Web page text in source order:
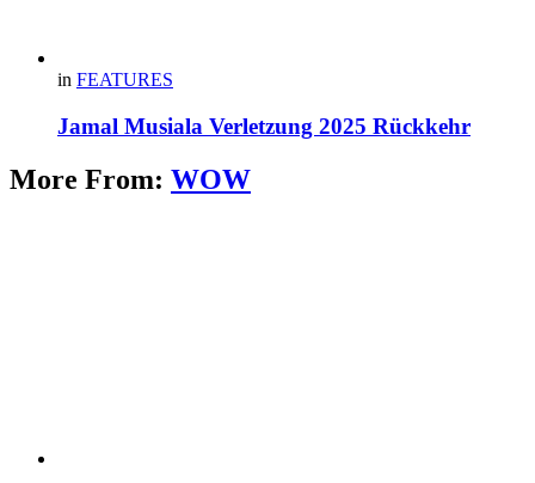
in FEATURES
Jamal Musiala Verletzung 2025 Rückkehr
More From: WOW